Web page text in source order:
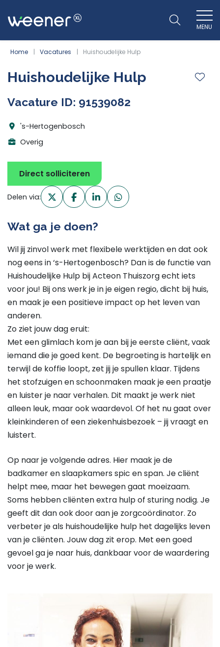
WEENER XL
MENU
Home Vacatures Huishoudelijke Hulp
Huishoudelijke Hulp
Vacature ID: 91539082
's-Hertogenbosch
Overig
Direct solliciteren
Delen via:
Wat ga je doen?
Wil jij zinvol werk met flexibele werktijden en dat ook
nog eens in ‘s-Hertogenbosch? Dan is de functie van
Huishoudelijke Hulp bij Acteon Thuiszorg echt iets
voor jou! Bij ons werk je in je eigen regio, dicht bij huis,
en maak je een positieve impact op het leven van
anderen.
Zo ziet jouw dag eruit:
Met een glimlach kom je aan bij je eerste cliënt, vaak
iemand die je goed kent. De begroeting is hartelijk en
terwijl de koffie loopt, zet jij je spullen klaar. Tijdens
het stofzuigen en schoonmaken maak je een praatje
en luister je naar verhalen. Dit maakt je werk niet
alleen leuk, maar ook waardevol. Of het nu gaat over
kleinkinderen of een ziekenhuisbezoek – jij vraagt en
luistert.
Op naar je volgende adres. Hier maak je de
badkamer en slaapkamers spic en span. Je cliënt
helpt mee, maar het bewegen gaat moeizaam.
Soms hebben cliënten extra hulp of sturing nodig. Je
geeft dit dan ook door aan je zorgcoördinator. Zo
verbeter je als huishoudelijke hulp het dagelijks leven
van je cliënten. Jouw dag zit erop. Met een goed
gevoel ga je naar huis, dankbaar voor de waardering
voor je werk.